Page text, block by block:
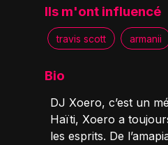
Ils m'ont influencé
travis scott armanii
Bio
DJ Xoero, c’est un
Haïti, Xoero a
les esprits. De